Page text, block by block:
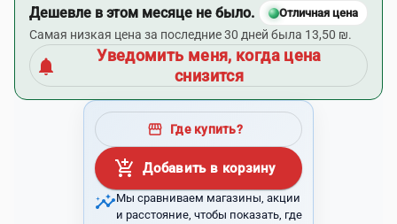
Дешевле в этом месяце не было. Отличная цена
Самая низкая цена за последние 30 дней была 13,50 ₪.
notifications
Уведомить меня, когда цена
снизится
storefront Где купить?
add_shopping_cart Добавить в корзину
insightsМы сравниваем магазины, акции
и расстояние, чтобы показать, где